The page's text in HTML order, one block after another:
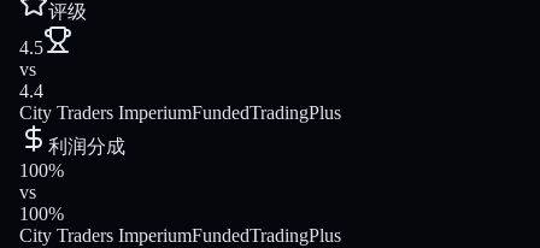
评级
4.5
vs
4.4
City Traders ImperiumFundedTradingPlus
利润分成
100%
vs
100%
City Traders ImperiumFundedTradingPlus